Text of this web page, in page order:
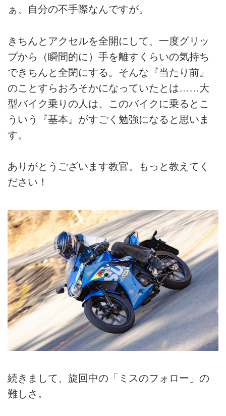
ぁ、自分の不手際なんですが。
きちんとアクセルを全開にして、一度グリッ
プから（瞬間的に）手を離すくらいの気持ち
できちんと全閉にする。そんな『当たり前』
のことすらおろそかになっていたとは……大
型バイク乗りの人は、このバイクに乗るとこ
ういう『基本』がすごく勉強になると思いま
す。
ありがとうございます教官。もっと教えてく
ださい！
続きまして、旋回中の「ミスのフォロー」の
難しさ。